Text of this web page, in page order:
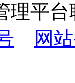
理平
网